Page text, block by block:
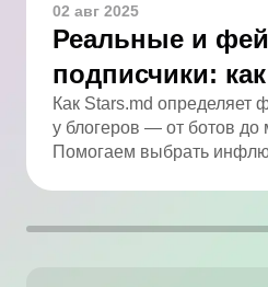
02 авг 2025
Реальные и
подписчики:
определяет
аудитории
Как Stars.md определяет
у блогеров — от ботов
Помогаем выбрать